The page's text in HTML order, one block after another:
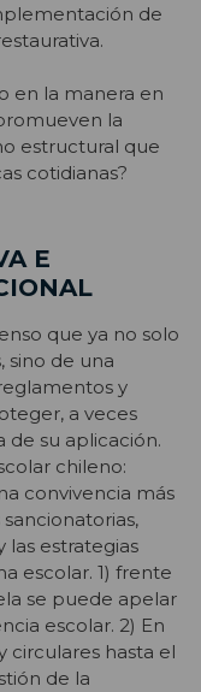
de
en la manera en
la
estructural que
cotidianas?
E
que ya no solo
sino de una
y
a veces
su aplicación.
chileno:
convivencia más
las estrategias
escolar. 1) frente
se puede apelar
escolar. 2) En
circulares hasta el
de la